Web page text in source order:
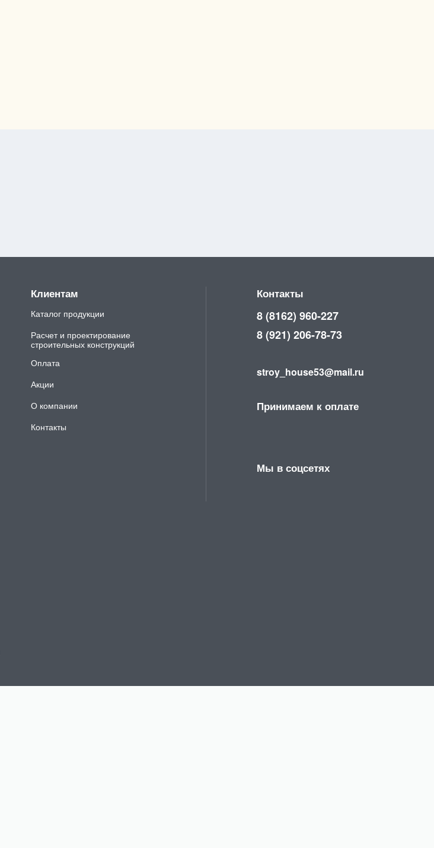
Клиентам
Каталог продукции
Расчет и проектирование
строительных конструкций
Оплата
Акции
О компании
Контакты
Контакты
8 (8162) 960-227
8 (921) 206-78-73
stroy_house53@mail.ru
Принимаем к оплате
Мы в соцсетях